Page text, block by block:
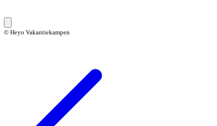
© Heyo Vakantiekampen